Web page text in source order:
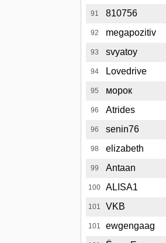
91 810756
92 megapozitiv
93 svyatoy
94 Lovedrive
95 морок
96 Atrides
96 senin76
98 elizabeth
99 Antaan
100 ALISA1
101 VKB
101 ewgengaag